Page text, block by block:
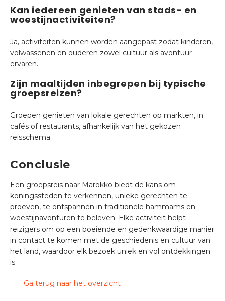
Kan iedereen genieten van stads- en
woestijnactiviteiten?
Ja, activiteiten kunnen worden aangepast zodat kinderen,
volwassenen en ouderen zowel cultuur als avontuur
ervaren.
Zijn maaltijden inbegrepen bij typische
groepsreizen?
Groepen genieten van lokale gerechten op markten, in
cafés of restaurants, afhankelijk van het gekozen
reisschema.
Conclusie
Een groepsreis naar Marokko biedt de kans om
koningssteden te verkennen, unieke gerechten te
proeven, te ontspannen in traditionele hammams en
woestijnavonturen te beleven. Elke activiteit helpt
reizigers om op een boeiende en gedenkwaardige manier
in contact te komen met de geschiedenis en cultuur van
het land, waardoor elk bezoek uniek en vol ontdekkingen
is.
Ga terug naar het overzicht